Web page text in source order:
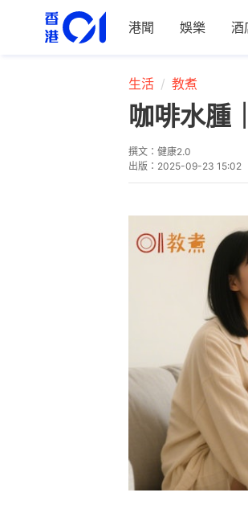
港聞 娛樂 酒
生活 教煮
咖啡水腫
撰文： 健康2.0
出版： 2025-09-23 15:02